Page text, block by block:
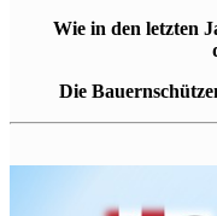
Wie in den letzten
Die